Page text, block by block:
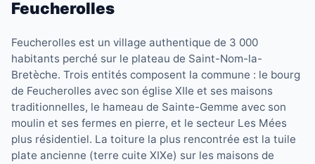
Feucherolles
Feucherolles est un village authentique de 3 000
habitants perché sur le plateau de Saint-Nom-la-
Bretèche. Trois entités composent la commune : le bourg
de Feucherolles avec son église XIIe et ses maisons
traditionnelles, le hameau de Sainte-Gemme avec son
moulin et ses fermes en pierre, et le secteur Les Mées
plus résidentiel. La toiture la plus rencontrée est la tuile
plate ancienne (terre cuite XIXe) sur les maisons de